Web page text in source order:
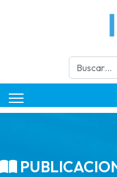
Buscar